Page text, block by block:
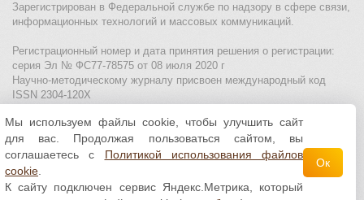
Зарегистрирован в Федеральной службе по надзору в сфере связи,
информационных технологий и массовых коммуникаций.
Регистрационный номер и дата принятия решения о регистрации:
серия Эл № ФС77-78575 от 08 июля 2020 г
Научно-методическому журналу присвоен международный код
ISSN 2304-120X
МЦИТО|Школьные олимпиады и онлайн конкурсы для детей
Политика использования файлов cookie| Политика обработки и
защиты персональных данных
Все материалы доступны полицензии Creative
Commons С указанием авторства 4.0 Всемирная
Мы используем файлы cookie, чтобы улучшить сайт
для вас. Продолжая пользоваться сайтом, вы
соглашаетесь с Политикой использования файлов
cookie
К сайту подключен сервис Яндекс.Метрика, который
Ок